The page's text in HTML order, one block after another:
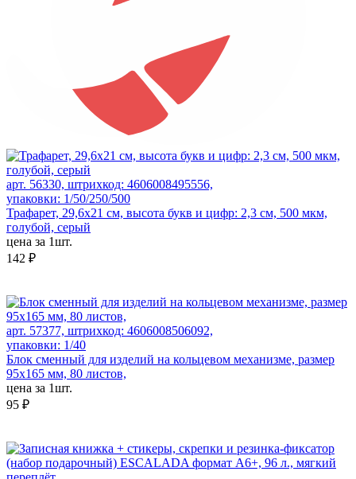
арт. 56330, штрихкод: 4606008495556,
упаковки: 1/50/250/500
Трафарет, 29,6х21 см, высота букв и цифр: 2,3 см, 500 мкм,
голубой, серый
цена за 1шт.
142 ₽
арт. 57377, штрихкод: 4606008506092,
упаковки: 1/40
Блок сменный для изделий на кольцевом механизме, размер
95х165 мм, 80 листов,
цена за 1шт.
95 ₽